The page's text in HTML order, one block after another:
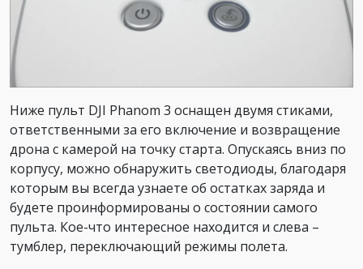
Ниже пульт DJI Phanom 3 оснащен двумя стиками,
ответственными за его включение и возвращение
дрона с камерой на точку старта. Опускаясь вниз по
корпусу, можно обнаружить светодиоды, благодаря
которым вы всегда узнаете об остатках заряда и
будете проинформированы о состоянии самого
пульта. Кое-что интересное находится и слева –
тумблер, переключающий режимы полета.